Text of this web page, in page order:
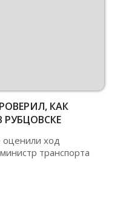
КАК
оценили ход
транспорта